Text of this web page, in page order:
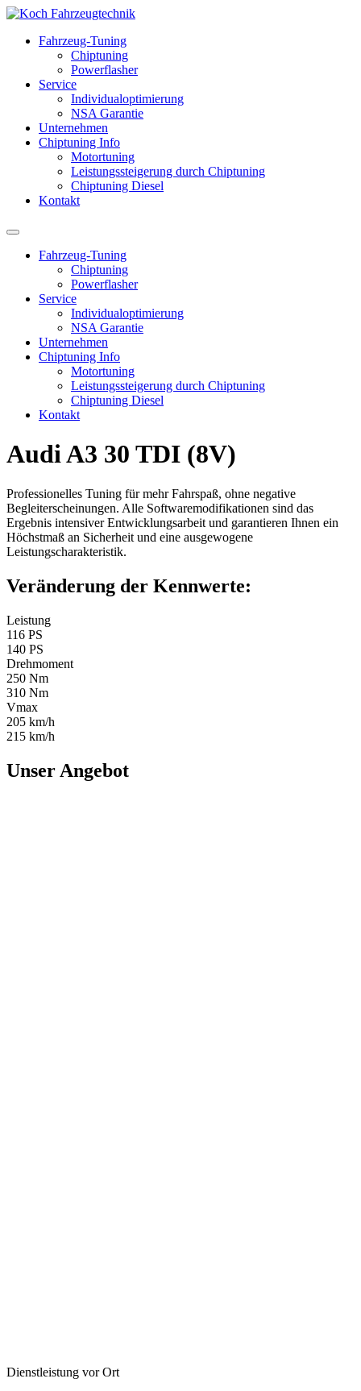
Fahrzeug-Tuning
Chiptuning
Powerflasher
Service
Individualoptimierung
NSA Garantie
Unternehmen
Chiptuning Info
Motortuning
Leistungssteigerung durch Chiptuning
Chiptuning Diesel
Kontakt
Fahrzeug-Tuning
Chiptuning
Powerflasher
Service
Individualoptimierung
NSA Garantie
Unternehmen
Chiptuning Info
Motortuning
Leistungssteigerung durch Chiptuning
Chiptuning Diesel
Kontakt
Audi A3 30 TDI (8V)
Professionelles Tuning für mehr Fahrspaß, ohne negative
Begleiterscheinungen. Alle Softwaremodifikationen sind das
Ergebnis intensiver Entwicklungsarbeit und garantieren Ihnen ein
Höchstmaß an Sicherheit und eine ausgewogene
Leistungscharakteristik.
Veränderung der Kennwerte:
Leistung
116 PS
140 PS
Drehmoment
250 Nm
310 Nm
Vmax
205 km/h
215 km/h
Unser Angebot
Dienstleistung vor Ort